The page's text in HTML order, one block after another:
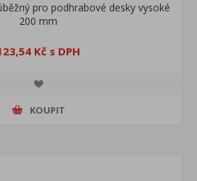
pro podhrabové desky vysoké
200 mm
Kč s DPH
KOUPIT